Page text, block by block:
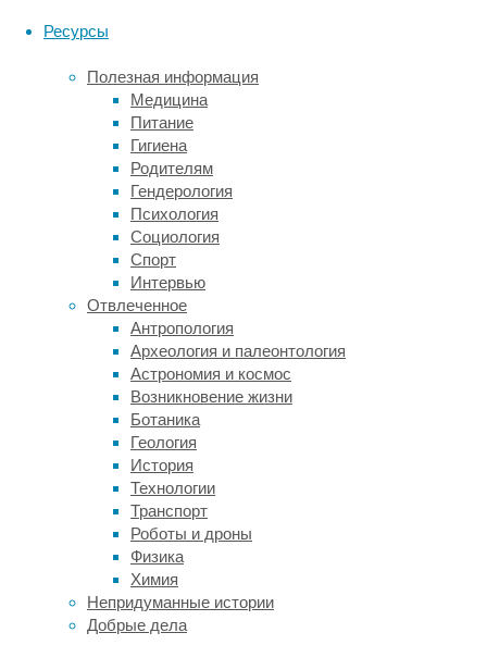
Ресурсы
Полезная информация
Медицина
Питание
Гигиена
Родителям
Гендерология
Психология
Социология
Спорт
Интервью
Отвлеченное
Антропология
Археология и палеонтология
Астрономия и космос
Возникновение жизни
Ботаника
Геология
История
Технологии
Транспорт
Роботы и дроны
Физика
Химия
Непридуманные истории
Добрые дела
условиях
что
уязвимость
перед
хищниками
далеко
не
единственная
слабость
альбиносов.
Статья
с
результатами
научной
работы
вышла
журнале
Proceedings
the
Royal
Society
B:
Biological
Sciences.